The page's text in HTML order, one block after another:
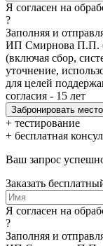
Я согласен на
?
Заполняя и
ИП Смирнова П.П.
(включая сбор,
уточнение,
для целей
согласия - 15 лет
+ тестирование
+ бесплатная
Ваш запрос
Заказать
Я согласен на
?
Заполняя и